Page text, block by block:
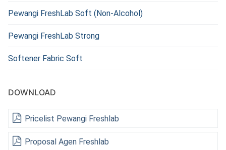
Pewangi FreshLab Soft (Non-Alcohol)
Pewangi FreshLab Strong
Softener Fabric Soft
DOWNLOAD
Pricelist Pewangi Freshlab
Proposal Agen Freshlab